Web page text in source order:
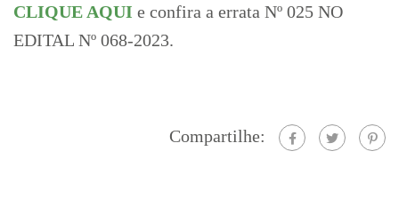
CLIQUE AQUI e confira a errata Nº 025 NO
EDITAL Nº 068-2023.
Compartilhe: